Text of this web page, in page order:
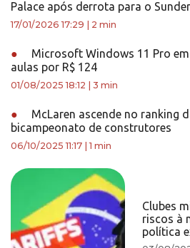
Palace após derrota para o
17/01/2026 17:29 2 min
●
Microsoft Windows 11 Pro
aulas por R$ 124
01/08/2025 18:12 3 min
●
McLaren ascende no ranking
bicampeonato de construtores
06/10/2025 11:17 |1 min
Clubes
riscos à
política